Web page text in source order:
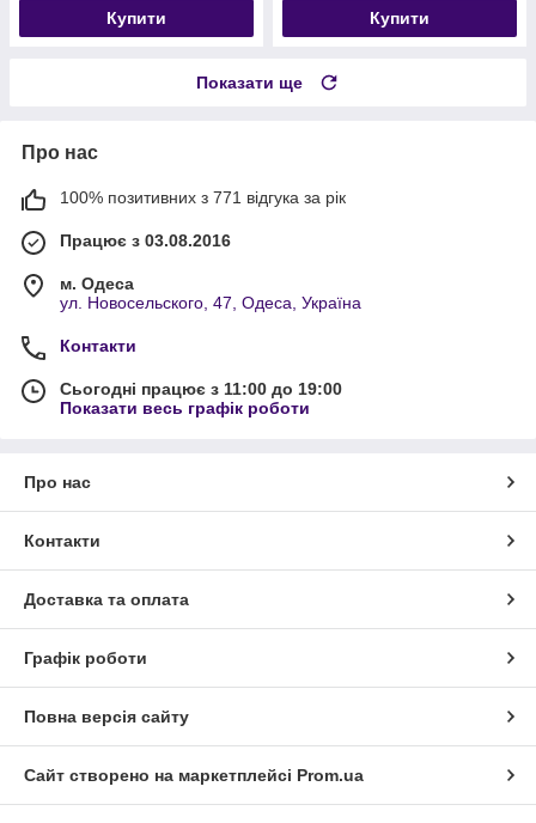
Купити Купити
Показати ще
Про нас
100% позитивних з 771 відгука за рік
Працює з 03.08.2016
м. Одеса
ул. Новосельского, 47, Одеса, Україна
Контакти
Сьогодні працює з 11:00 до 19:00
Показати весь графік роботи
Про нас
Контакти
Доставка та оплата
Графік роботи
Повна версія сайту
Сайт створено на маркетплейсі Prom.ua